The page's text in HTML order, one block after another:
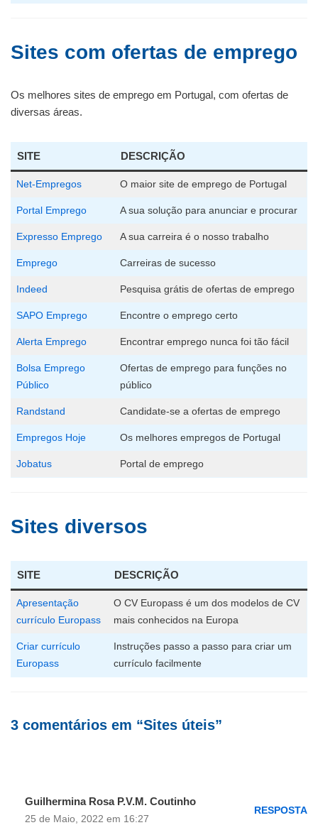
Sites com ofertas de emprego
Os melhores sites de emprego em Portugal, com ofertas de
diversas áreas.
SITE DESCRIÇÃO
Net-Empregos O maior site de emprego de Portugal
Portal Emprego A sua solução para anunciar e procurar
Expresso Emprego A sua carreira é o nosso trabalho
Emprego Carreiras de sucesso
Indeed Pesquisa grátis de ofertas de emprego
SAPO Emprego Encontre o emprego certo
Alerta Emprego Encontrar emprego nunca foi tão fácil
Bolsa Emprego
Público
Ofertas de emprego para funções no
público
Randstand Candidate-se a ofertas de emprego
Empregos Hoje Os melhores empregos de Portugal
Jobatus Portal de emprego
Sites diversos
SITE DESCRIÇÃO
Apresentação
currículo Europass
O CV Europass é um dos modelos de CV
mais conhecidos na Europa
Criar currículo
Europass
Instruções passo a passo para criar um
currículo facilmente
3 comentários em “Sites úteis”
Guilhermina Rosa P.V.M. Coutinho
25 de Maio, 2022 em 16:27
RESPOSTA